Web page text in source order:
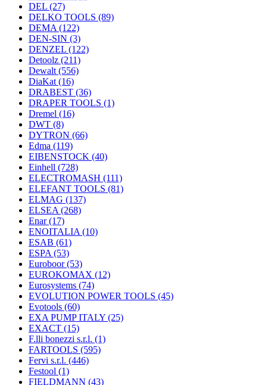
DEL (27)
DELKO TOOLS (89)
DEMA (122)
DEN-SIN (3)
DENZEL (122)
Detoolz (211)
Dewalt (556)
DiaKat (16)
DRABEST (36)
DRAPER TOOLS (1)
Dremel (16)
DWT (8)
DYTRON (66)
Edma (119)
EIBENSTOCK (40)
Einhell (728)
ELECTROMASH (111)
ELEFANT TOOLS (81)
ELMAG (137)
ELSEA (268)
Enar(17)
ENOITALIA (10)
ESAB (61)
ESPA (53)
Euroboor(53)
EUROKOMAX (12)
Eurosystems (74)
EVOLUTION POWER TOOLS (45)
Evotools (60)
EXA PUMP ITALY (25)
EXACT (15)
F.lli bonezzi s.r.l. (1)
FARTOOLS (595)
Fervi s.r.l. (446)
Festool (1)
FIELDMANN (43)